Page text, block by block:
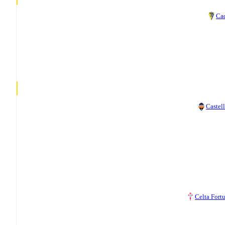
Celta